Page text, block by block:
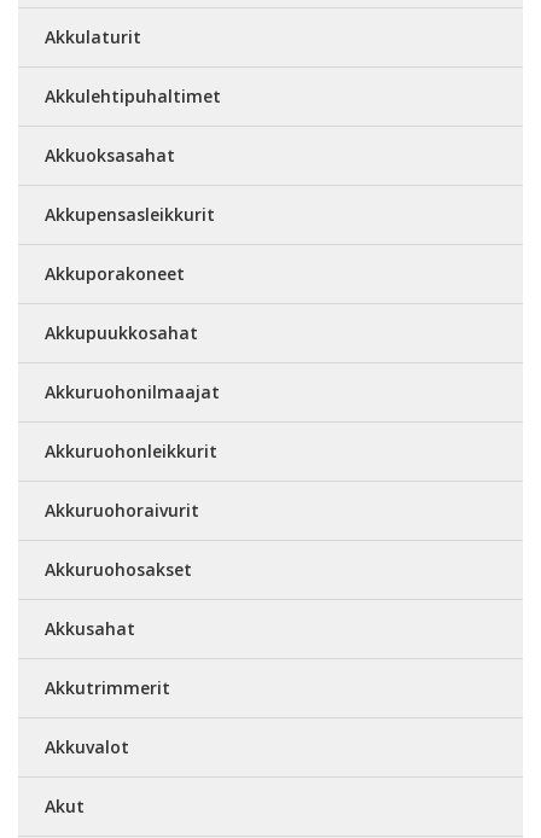
Akkulaturit
Akkulehtipuhaltimet
Akkuoksasahat
Akkupensasleikkurit
Akkuporakoneet
Akkupuukkosahat
Akkuruohonilmaajat
Akkuruohonleikkurit
Akkuruohoraivurit
Akkuruohosakset
Akkusahat
Akkutrimmerit
Akkuvalot
Akut